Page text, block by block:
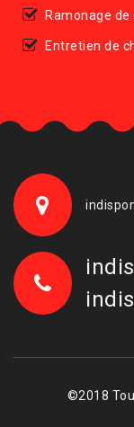
Ramonage
Entretien de
©2018